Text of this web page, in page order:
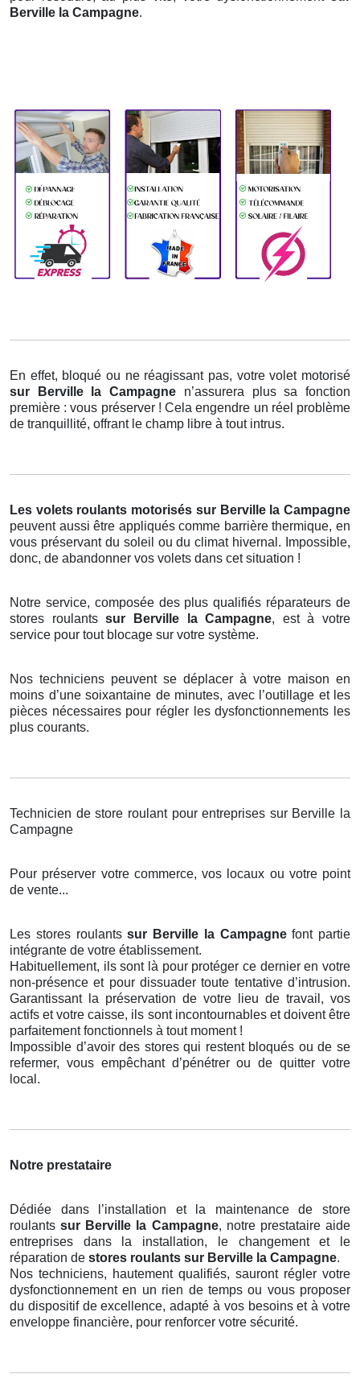
Berville la Campagne.
En effet, bloqué ou ne réagissant pas, votre volet motorisé
sur Berville la Campagne n’assurera plus sa fonction
première : vous préserver ! Cela engendre un réel problème
de tranquillité, offrant le champ libre à tout intrus.
Les volets roulants motorisés sur Berville la Campagne
peuvent aussi être appliqués comme barrière thermique, en
vous préservant du soleil ou du climat hivernal. Impossible,
donc, de abandonner vos volets dans cet situation !
Notre service, composée des plus qualifiés réparateurs de
stores roulantssur Berville la Campagne, est à votre
service pour tout blocage sur votre système.
Nos techniciens peuvent se déplacer à votre maison en
moins d’une soixantaine de minutes, avec l’outillage et les
pièces nécessaires pour régler les dysfonctionnements les
plus courants.
Technicien de store roulant pour entreprises sur Berville la
Campagne
Pour préserver votre commerce, vos locaux ou votre point
de vente...
Les stores roulantssur Berville la Campagnefont partie
intégrante de votre établissement.
Habituellement, ils sont là pour protéger ce dernier en votre
non-présence et pour dissuader toute tentative d’intrusion.
Garantissant la préservation de votre lieu de travail, vos
actifs et votre caisse, ils sont incontournables et doivent être
parfaitement fonctionnels à tout moment !
Impossible d’avoir des stores qui restent bloqués ou de se
refermer, vous empêchant d’pénétrer ou de quitter votre
local.
Notre prestataire
Dédiée dans l’installation et la maintenance de store
roulantssur Berville la Campagne, notre prestataire aide
entreprises dans la installation, le changement et le
réparation de stores roulants sur Berville la Campagne.
Nos techniciens, hautement qualifiés, sauront régler votre
dysfonctionnement en un rien de temps ou vous proposer
du dispositif de excellence, adapté à vos besoins et à votre
enveloppe financière, pour renforcer votre sécurité.